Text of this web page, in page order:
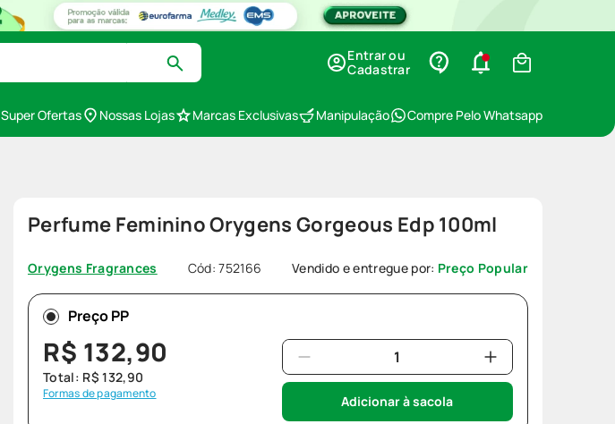
Entrar ou
Cadastrar
Super Ofertas Nossas Lojas Marcas Exclusivas Manipulação Compre Pelo Whatsapp
Perfume Feminino Orygens Gorgeous Edp 100ml
Orygens Fragrances Cód:752166 Vendido e entregue por: Preço Popular
Preço PP
R$ 132,90
Total: R$ 132,90
Formas de pagamento Adicionar à sacola